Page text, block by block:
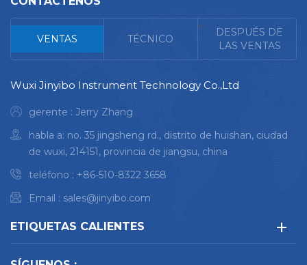
VENTAS TÉCNICO
<
DESPUÉS DE
LAS VENTAS
Wuxi Jinyibo Instrument Technology Co.,Ltd
gerente : Jerry Zhang
habla a: no. 35 jingsheng rd., distrito de huishan, ciudad
de wuxi, 214151, provincia de jiangsu, china
teléfono : +86-510-8322 3658
Email : sales@jinyibo.com
ETIQUETAS CALIENTES